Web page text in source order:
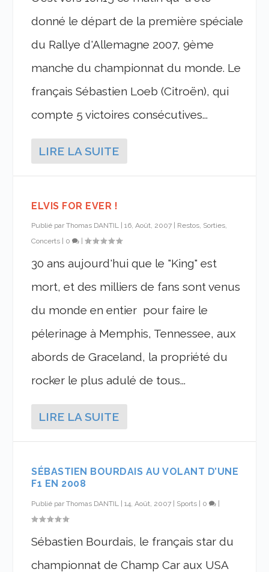
donné le départ de la première spéciale
du Rallye d'Allemagne 2007, 9ème
manche du championnat du monde. Le
français Sébastien Loeb (Citroën), qui
compte 5 victoires consécutives...
LIRE LA SUITE
ELVIS FOR EVER !
Publié parThomas DANTIL |16, Août, 2007
Restos, Sorties,
Concerts
0 |
30 ans aujourd'hui que le "King" est
mort, et des milliers de fans sont venus
du monde en entier pour faire le
pélerinage à Memphis, Tennessee, aux
abords de Graceland, la propriété du
rocker le plus adulé de tous...
LIRE LA SUITE
SÉBASTIEN BOURDAIS AU VOLANT D’UNE
F1 EN 2008
Publié parThomas DANTIL |14, Août, 2007 Sports 0
Sébastien Bourdais, le français star du
championnat de Champ Car aux USA